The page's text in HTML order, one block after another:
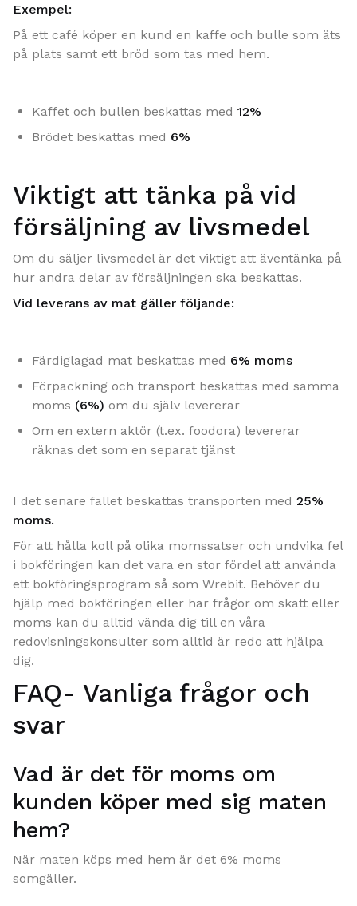
Exempel:
På ett café köper en kund en kaffe och bulle som äts
på plats samt ett bröd som tas med hem.
Kaffet och bullen beskattas med 12%
Brödet beskattas med 6%
Viktigt att tänka på vid
försäljning av livsmedel
Om du säljer livsmedel är det viktigt att äventänka på
hur andra delar av försäljningen ska beskattas.
Vid leverans av mat gäller följande:
Färdiglagad mat beskattas med 6% moms
Förpackning och transport beskattas med samma
moms (6%) om du själv levererar
Om en extern aktör (t.ex. foodora) levererar
räknas det som en separat tjänst
I det senare fallet beskattas transporten med 25%
moms.
För att hålla koll på olika momssatser och undvika fel
i bokföringen kan det vara en stor fördel att använda
ett bokföringsprogram så som Wrebit. Behöver du
hjälp med bokföringen eller har frågor om skatt eller
moms kan du alltid vända dig till en våra
redovisningskonsulter som alltid är redo att hjälpa
dig.
FAQ- Vanliga frågor och
svar
Vad är det för moms om
kunden köper med sig maten
hem?
När maten köps med hem är det 6% moms
somgäller.